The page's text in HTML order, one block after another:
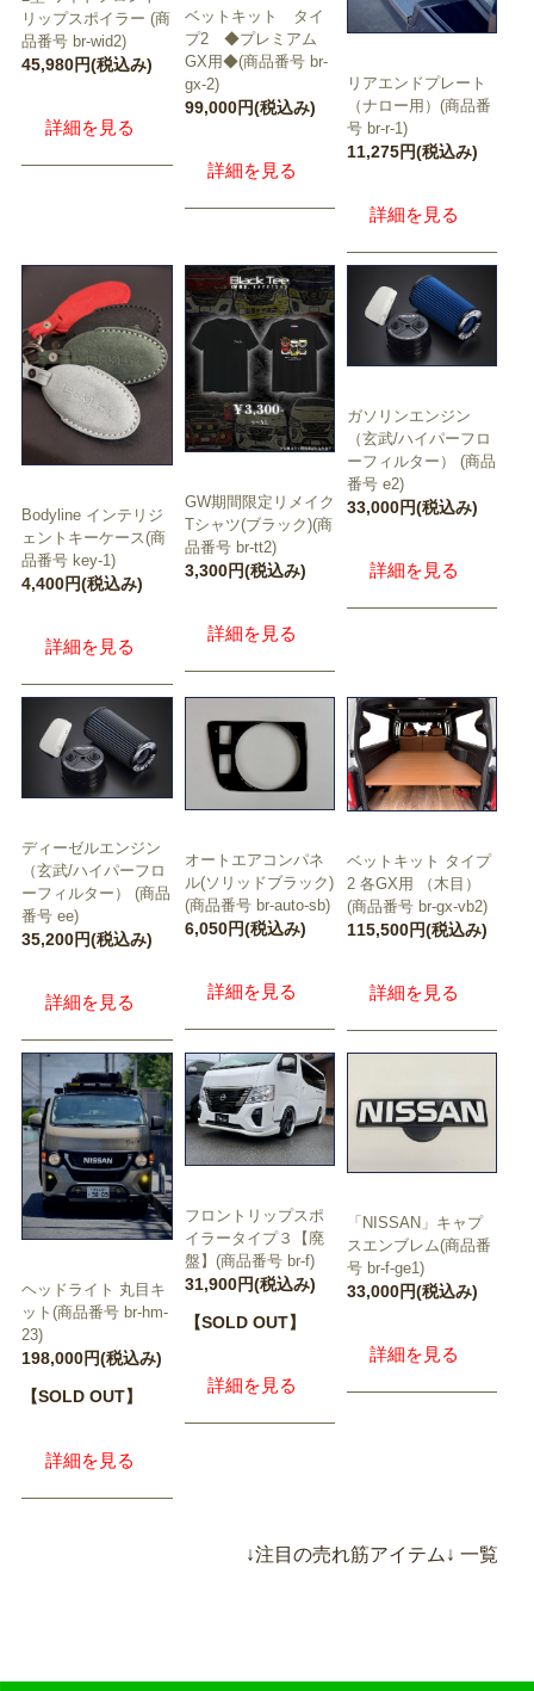
リップスポイラー (商
品番号 br-wid2)
45,980円(税込み)
詳細を見る
ベットキット タイ
プ2 ◆プレミアム
GX用◆(商品番号 br-
gx-2)
99,000円(税込み)
詳細を見る
リアエンドプレート
（ナロー用）(商品番
号 br-r-1)
11,275円(税込み)
詳細を見る
Bodyline インテリジ
ェントキーケース(商
品番号 key-1)
4,400円(税込み)
詳細を見る
GW期間限定リメイク
Tシャツ(ブラック)(商
品番号 br-tt2)
3,300円(税込み)
詳細を見る
ガソリンエンジン
（玄武/ハイパーフロ
ーフィルター） (商品
番号 e2)
33,000円(税込み)
詳細を見る
ディーゼルエンジン
（玄武/ハイパーフロ
ーフィルター） (商品
番号 ee)
35,200円(税込み)
詳細を見る
オートエアコンパネ
ル(ソリッドブラック)
(商品番号 br-auto-sb)
6,050円(税込み)
詳細を見る
ベットキット タイプ
2 各GX用 （木目）
(商品番号 br-gx-vb2)
115,500円(税込み)
詳細を見る
ヘッドライト 丸目キ
ット(商品番号 br-hm-
23)
198,000円(税込み)
【SOLD OUT】
詳細を見る
フロントリップスポ
イラータイプ３【廃
盤】(商品番号 br-f)
31,900円(税込み)
【SOLD OUT】
詳細を見る
「NISSAN」キャプ
スエンブレム(商品番
号 br-f-ge1)
33,000円(税込み)
詳細を見る
↓注目の売れ筋アイテム↓ 一覧